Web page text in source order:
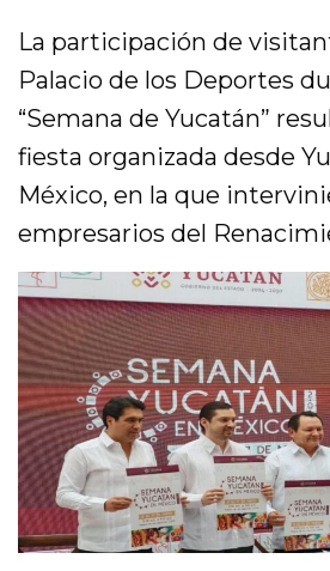
La participación de
Palacio de los Deportes
“Semana de Yucatán”
fiesta organizada desde
México, en la que
empresarios del